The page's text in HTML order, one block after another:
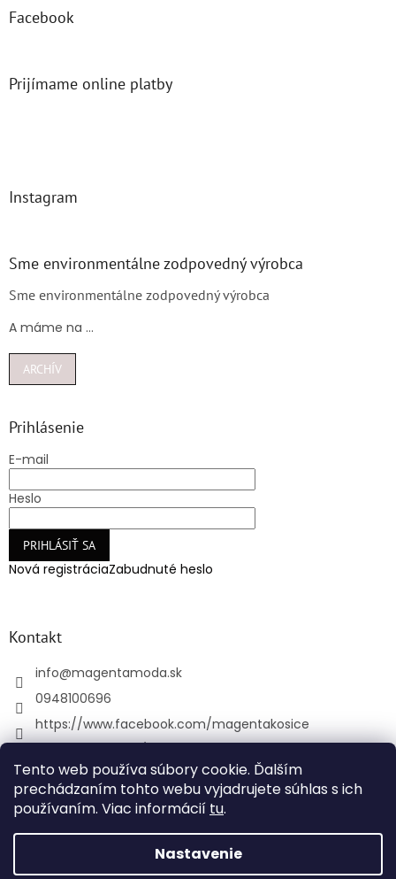
Tento web používa súbory cookie. Ďalším
prechádzaním tohto webu vyjadrujete súhlas s ich
používaním. Viac informácií tu.
Nastavenie
Facebook
Prijímame online platby
Instagram
Sme environmentálne zodpovedný výrobca
Sme environmentálne zodpovedný výrobca
A máme na ...
ARCHÍV
Prihlásenie
E-mail
Heslo
PRIHLÁSIŤ SA
Nová registráciaZabudnuté heslo
Kontakt
info@magentamoda.sk
0948100696
https://www.facebook.com/magentakosice
+421948100696